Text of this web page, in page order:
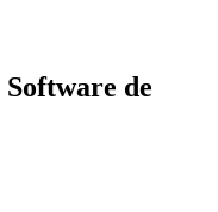
Software de